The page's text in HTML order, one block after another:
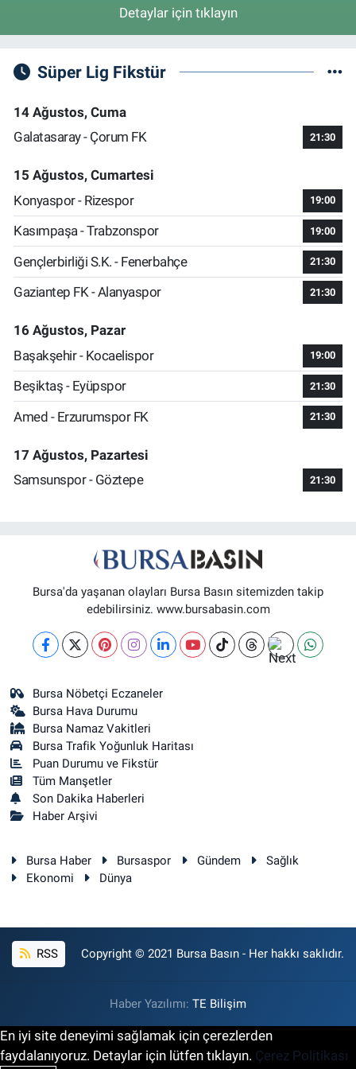
Detaylar için tıklayın
Süper Lig Fikstür
14 Ağustos, Cuma
Galatasaray - Çorum FK
21:30
15 Ağustos, Cumartesi
Konyaspor - Rizespor
19:00
Kasımpaşa - Trabzonspor 19:00
Gençlerbirliği S.K. - Fenerbahçe 21:30
Gaziantep FK - Alanyaspor 21:30
16 Ağustos, Pazar
Başakşehir - Kocaelispor
19:00
Beşiktaş - Eyüpspor 21:30
Amed - Erzurumspor FK 21:30
17 Ağustos, Pazartesi
Samsunspor - Göztepe
21:30
Bursa'da yaşanan olayları Bursa Basın sitemizden takip
edebilirsiniz. www.bursabasin.com
Bursa Nöbetçi Eczaneler
Bursa Hava Durumu
Bursa Namaz Vakitleri
Bursa Trafik Yoğunluk Haritası
Puan Durumu ve Fikstür
Tüm Manşetler
Son Dakika Haberleri
Haber Arşivi
Bursa Haber Bursaspor Gündem
Sağlık
Ekonomi
Dünya
RSS Copyright © 2021 Bursa Basın - Her hakkı saklıdır.
Haber Yazılımı: TE Bilişim
En iyi site deneyimi sağlamak için çerezlerden
faydalanıyoruz. Detaylar için lütfen tıklayın. Çerez Politikası